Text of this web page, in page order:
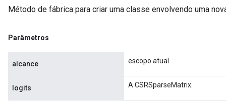
Método de fábrica para criar uma classe envolvendo uma
Parâmetros
alcance escopo atual
logits A CSRSparseMatrix.